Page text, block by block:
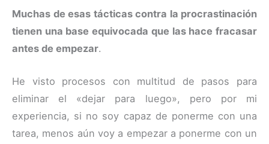
Muchas de esas tácticas contra la procrastinación
tienen una base equivocada que las hace fracasar
antes de empezar.
He visto procesos con multitud de pasos para
eliminar el «dejar para luego», pero por mi
experiencia, si no soy capaz de ponerme con una
tarea, menos aún voy a empezar a ponerme con un